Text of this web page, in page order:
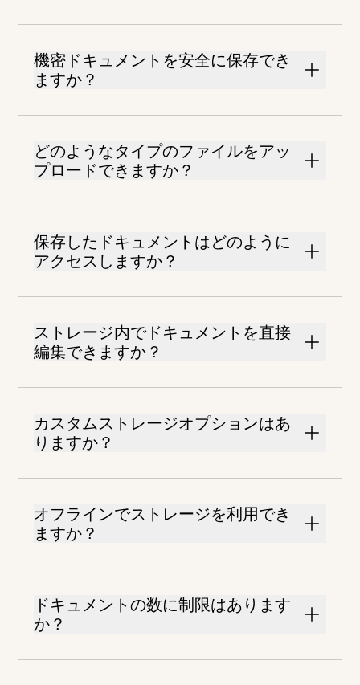
機密ドキュメントを安全に保存でき
ますか？
どのようなタイプのファイルをアッ
プロードできますか？
保存したドキュメントはどのように
アクセスしますか？
ストレージ内でドキュメントを直接
編集できますか？
カスタムストレージオプションはあ
りますか？
オフラインでストレージを利用でき
ますか？
ドキュメントの数に制限はあります
か？